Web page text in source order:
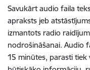
Savukārt audio faila
apraksts jeb
izmantots radio
nodrošināšanai. Audio
15 minūtes, parasti tiek